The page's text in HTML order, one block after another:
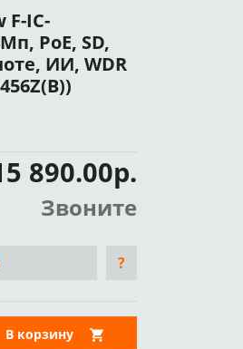
IC-
PoE, SD,
ИИ, WDR
890.00р.
Звоните
?
В корзину